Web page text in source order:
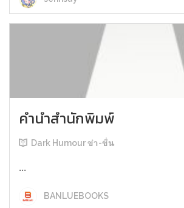
คำนำสำนักพิมพ์
Dark Humour ขำ-ขื่น
...
BANLUEBOOKS